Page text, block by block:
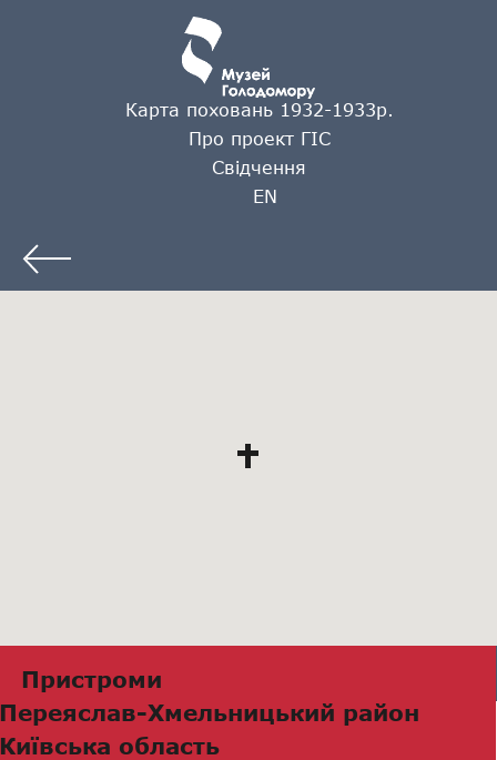
Карта поховань 1932-1933р.
Про проект ГІС
Свідчення
EN
Пристроми
Переяслав-Хмельницький район
Київська область